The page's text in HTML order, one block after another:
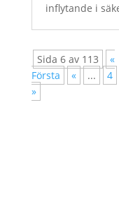
inflytande i
Sida 6 av 113
«
Första
« ... 4
»